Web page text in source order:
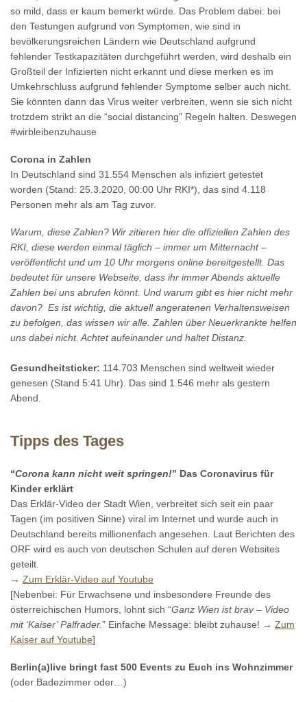
so mild, dass er kaum bemerkt würde. Das Problem dabei: bei
den Testungen aufgrund von Symptomen, wie sind in
bevölkerungsreichen Ländern wie Deutschland aufgrund
fehlender Testkapazitäten durchgeführt werden, wird deshalb ein
Großteil der Infizierten nicht erkannt und diese merken es im
Umkehrschluss aufgrund fehlender Symptome selber auch nicht.
Sie könnten dann das Virus weiter verbreiten, wenn sie sich nicht
trotzdem strikt an die “social distancing” Regeln halten. Deswegen
#wirbleibenzuhause
Corona in Zahlen
In Deutschland sind 31.554 Menschen als infiziert getestet
worden (Stand: 25.3.2020, 00:00 Uhr RKI*), das sind 4.118
Personen mehr als am Tag zuvor.
Warum, diese Zahlen? Wir zitieren hier die offiziellen Zahlen des
RKI, diese werden einmal täglich – immer um Mitternacht –
veröffentlicht und um 10 Uhr morgens online bereitgestellt. Das
bedeutet für unsere Webseite, dass ihr immer Abends aktuelle
Zahlen bei uns abrufen könnt. Und warum gibt es hier nicht mehr
davon? Es ist wichtig, die aktuell angeratenen Verhaltensweisen
zu befolgen, das wissen wir alle. Zahlen über Neuerkrankte helfen
uns dabei nicht. Achtet aufeinander und haltet Distanz.
Gesundheitsticker: 114.703 Menschen sind weltweit wieder
genesen (Stand 5:41 Uhr). Das sind 1.546 mehr als gestern
Abend.
Tipps des Tages
“Corona kann nicht weit springen!” Das Coronavirus für
Kinder erklärt
Das Erklär-Video der Stadt Wien, verbreitet sich seit ein paar
Tagen (im positiven Sinne) viral im Internet und wurde auch in
Deutschland bereits millionenfach angesehen. Laut Berichten des
ORF wird es auch von deutschen Schulen auf deren Websites
geteilt.
→ Zum Erklär-Video auf Youtube
[Nebenbei: Für Erwachsene und insbesondere Freunde des
österreichischen Humors, lohnt sich “Ganz Wien ist brav – Video
mit ‘Kaiser’ Palfrader.” Einfache Message: bleibt zuhause! → Zum
Kaiser auf Youtube]
Berlin(a)live bringt fast 500 Events zu Euch ins Wohnzimmer
(oder Badezimmer oder…)